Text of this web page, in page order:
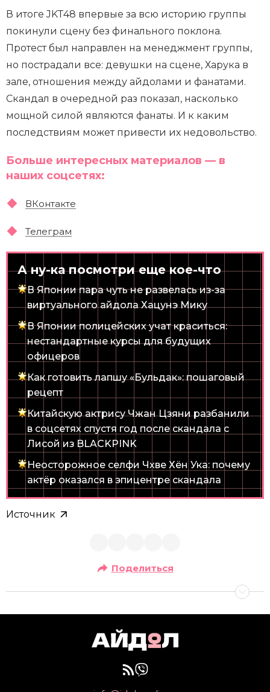
В итоге JKT48 впервые за всю историю группы
покинули сцену без финального поклона.
Протест был направлен на менеджмент группы,
но пострадали все: девушки на сцене, Харука в
зале, отношения между айдолами и фанатами.
Скандал в очередной раз показал, насколько
мощной силой являются фанаты. И к каким
последствиям может привести их недовольство.
Больше интересных материалов — в
наших соцсетях:
ВКонтакте
Телеграм
А ну-ка посмотри еще кое-что
В Японии пара чуть не развелась из-за
виртуального айдола Хацунэ Мику
В Японии полицейских учат краситься:
нестандартные курсы для будущих
офицеров
Как готовить лапшу «Бульдак»: пошаговый
рецепт
Китайскую актрису Чжан Цзяни разбанили
в соцсетях спустя год после скандала с
Лисой из BLACKPINK
Неосторожное селфи Чхве Хён Ука: почему
актёр оказался в эпицентре скандала
Источник
Поделиться